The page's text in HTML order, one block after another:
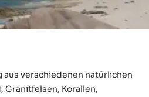
aus verschiedenen natürlichen
Granitfelsen, Korallen,